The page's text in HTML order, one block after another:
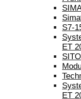
S7-
ET
ET